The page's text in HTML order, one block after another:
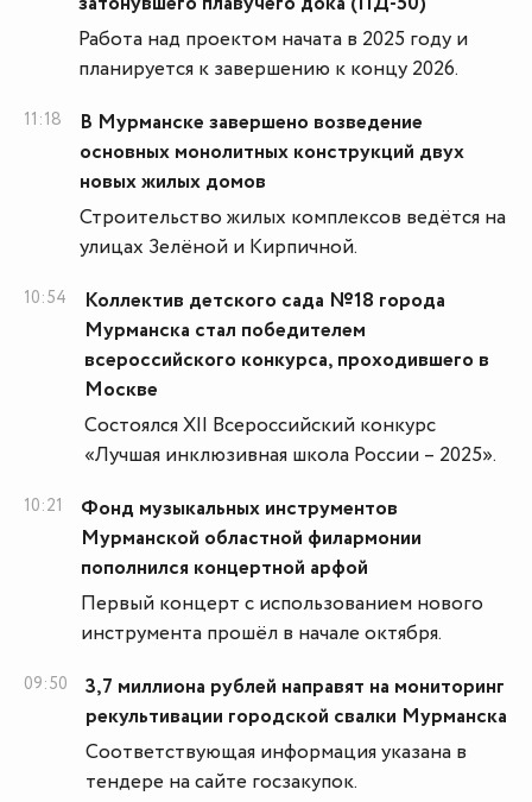
Работа над проектом начата в 2025 году и
планируется к завершению к концу 2026.
11:18
В Мурманске завершено возведение
основных монолитных конструкций двух
новых жилых домов
Строительство жилых комплексов ведётся на
улицах Зелёной и Кирпичной.
10:54
Коллектив детского сада №18 города
Мурманска стал победителем
всероссийского конкурса, проходившего в
Москве
Состоялся XII Всероссийский конкурс
«Лучшая инклюзивная школа России – 2025».
10:21
Фонд музыкальных инструментов
Мурманской областной филармонии
пополнился концертной арфой
Первый концерт с использованием нового
инструмента прошёл в начале октября.
09:50
3,7 миллиона рублей направят на мониторинг
рекультивации городской свалки Мурманска
Соответствующая информация указана в
тендере на сайте госзакупок.